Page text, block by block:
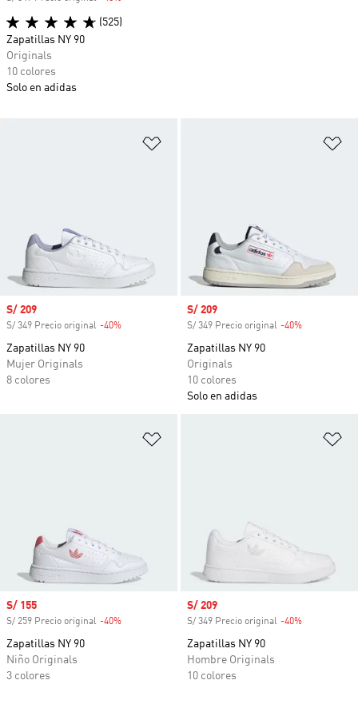
Precio de venta
S/ 209
S/ 349 Precio original -40%
Zapatillas NY 90
Mujer Originals
8 colores
Precio de venta
S/ 209
S/ 349 Precio original -40%
Zapatillas NY 90
Originals
10 colores
Solo en adidas
Precio de venta
S/ 155
S/ 259 Precio original -40%
Zapatillas NY 90
Niño Originals
3 colores
Precio de venta
S/ 209
S/ 349 Precio original -40%
Zapatillas NY 90
Hombre Originals
10 colores
(525)
Zapatillas NY 90
Originals
10 colores
Solo en adidas